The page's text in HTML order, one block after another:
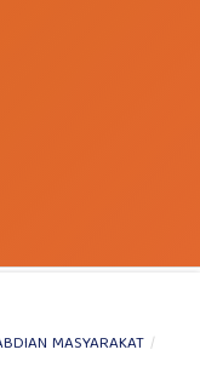
MASYARAKAT /